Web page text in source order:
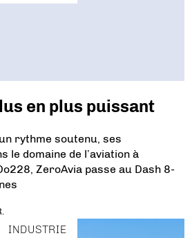
en plus puissant
rythme soutenu, ses
le domaine de l’aviation à
ZeroAvia passe au Dash 8-
INDUSTRIE